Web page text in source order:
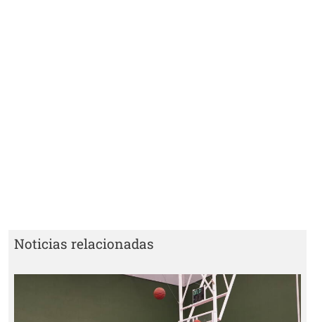
Noticias relacionadas